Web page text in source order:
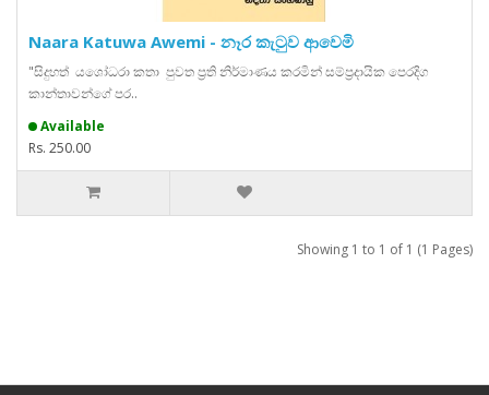
Naara Katuwa Awemi - නෑර කැටුව ආවෙමි
"සිදුහත් යශෝධරා කතා පුවත ප්‍රති නිර්මාණය කරමින් සම්ප්‍රදායික පෙරදිග
කාන්තාවන්ගේ පර..
Available
Rs. 250.00
Showing 1 to 1 of 1 (1 Pages)